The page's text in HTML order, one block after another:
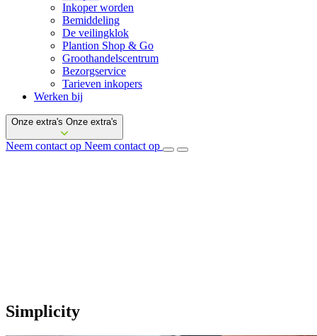
Inkoper worden
Bemiddeling
De veilingklok
Plantion Shop & Go
Groothandelscentrum
Bezorgservice
Tarieven inkopers
Werken bij
Onze extra's Onze extra's
Neem contact op Neem contact op
Simplicity